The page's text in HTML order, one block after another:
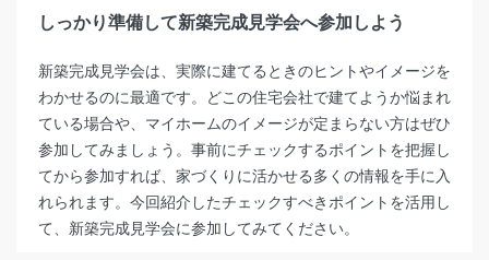
しっかり準備して新築完成見学会へ参加 しよ う
新築完成見学会は、実際に建てるときのヒントやイメージを
わかせるのに最適です。どこの住宅会社で建てようか悩まれ
ている場合や、マイホームのイメージが定まらない方はぜひ
参加してみましょう。事前にチェックするポイントを把握し
てから参加すれば、家づくりに活かせる多くの情報を手に入
れられます。今回紹介したチェックすべきポイントを活用し
て、新築完成見学会に参加してみてください。